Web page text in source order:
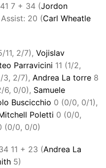
7 + 34 (Jordon
20 (Carl Wheatle
11, 2/7), Vojislav
Parravicini 11 (1/2,
3, 2/7), Andrea La torre 8
6, 0/0), Samuele
Buscicchio 0 (0/0, 0/1),
Poletti 0 (0/0,
(0/0, 0/0)
11 + 23 (Andrea La
5)